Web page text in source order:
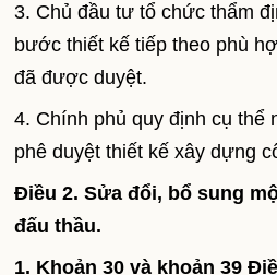
3. Chủ đầu tư tổ chức thẩm
bước thiết kế tiếp theo phù
đã được duyệt.
4. Chính phủ quy định cụ thể
phê duyệt thiết kế xây dựng
Điều 2. Sửa đổi, bổ sung
đấu thầu.
1. Khoản 30 và khoản 39